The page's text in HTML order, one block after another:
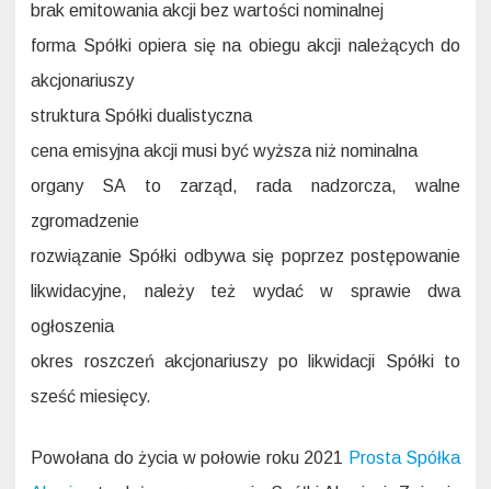
brak emitowania akcji bez wartości nominalnej
forma Spółki opiera się na obiegu akcji należących do
akcjonariuszy
struktura Spółki dualistyczna
cena emisyjna akcji musi być wyższa niż nominalna
organy SA to zarząd, rada nadzorcza, walne
zgromadzenie
rozwiązanie Spółki odbywa się poprzez postępowanie
likwidacyjne, należy też wydać w sprawie dwa
ogłoszenia
okres roszczeń akcjonariuszy po likwidacji Spółki to
sześć miesięcy.
Powołana do życia w połowie roku 2021
Prosta Spółka